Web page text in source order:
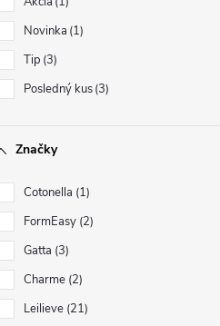
Novinka 1
Tip 3
Posledný kus 3
Značky
Cotonella 1
FormEasy 2
Gatta 3
Charme 2
Leilieve 21